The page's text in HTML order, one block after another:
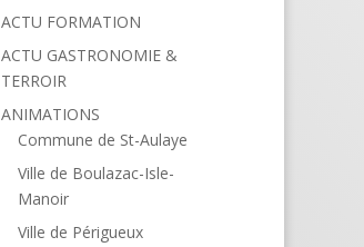
ACTU FORMATION
ACTU GASTRONOMIE &
TERROIR
ANIMATIONS
Commune de St-Aulaye
Ville de Boulazac-Isle-
Manoir
Ville de Périgueux